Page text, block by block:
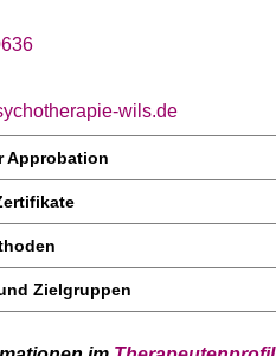
wils.de
Approbation
Zielgruppen